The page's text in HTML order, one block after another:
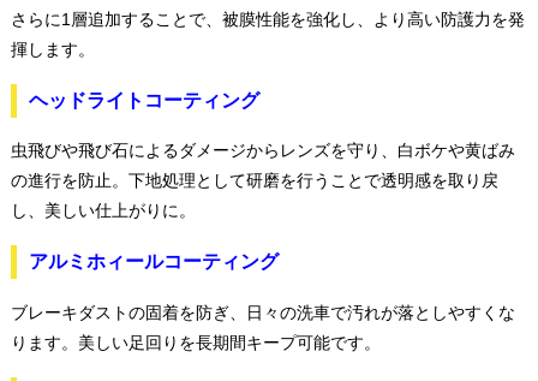
さらに1層追加することで、被膜性能を強化し、より高い防護力を発
揮します。
ヘッドライトコーティング
虫飛びや飛び石によるダメージからレンズを守り、白ボケや黄ばみ
の進行を防止。下地処理として研磨を行うことで透明感を取り戻
し、美しい仕上がりに。
アルミホィールコーティング
ブレーキダストの固着を防ぎ、日々の洗車で汚れが落としやすくな
ります。美しい足回りを長期間キープ可能です。